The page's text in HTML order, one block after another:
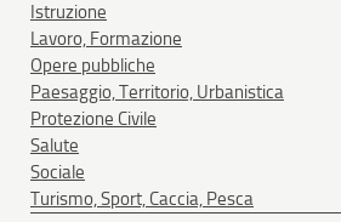
Istruzione
Lavoro, Formazione
Opere pubbliche
Paesaggio, Territorio, Urbanistica
Protezione Civile
Salute
Sociale
Turismo, Sport, Caccia, Pesca